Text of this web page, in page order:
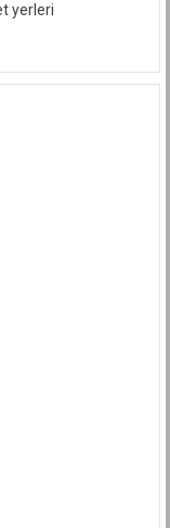
yerleri